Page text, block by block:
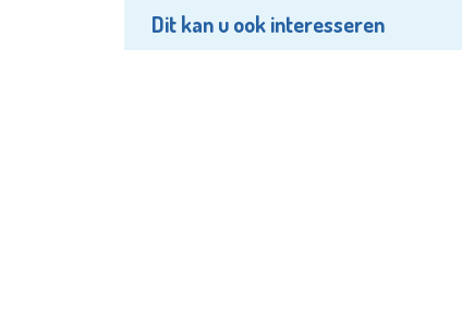
Dit kan u ook interesseren